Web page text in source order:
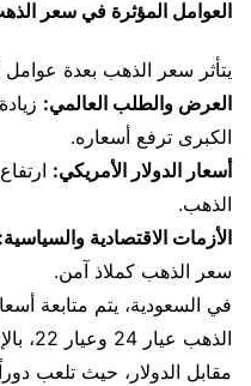
العوامل المؤثرة في سعر
يتأثر سعر الذهب بعدة عوامل
العرض والطلب العالمي:
الكبرى ترفع أسعاره.
أسعار الدولار الأمريكي:
الذهب.
الأزمات الاقتصادية والسياسية:
سعر الذهب كملاذ آمن.
في السعودية، يتم متابعة
الذهب
مقابل الدولار، حيث تلعب